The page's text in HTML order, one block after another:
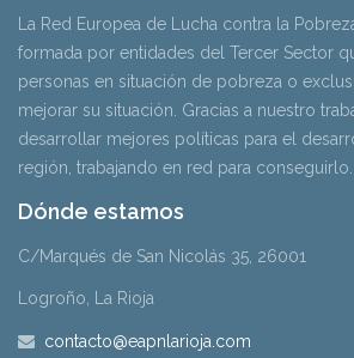
La Red Europea de Lucha contra la
formada por entidades del Tercer Sector
personas en situación de pobreza o
mejorar su situación. Gracias a nuestro
desarrollar mejores políticas para el
región, trabajando en red para conseguirlo.
Dónde estamos
C/Marqués de San Nicolás 35, 26001
Logroño, La Rioja
contacto@eapnlarioja.com